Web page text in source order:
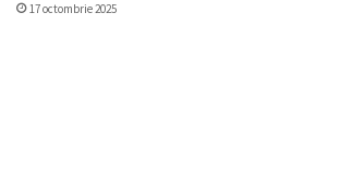
17 octombrie 2025